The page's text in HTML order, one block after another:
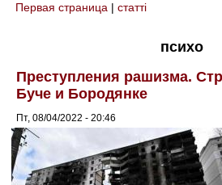
You are here
Первая страница |статті
психо
Преступления рашизма.
Буче и Бородянке
Пт, 08/04/2022 - 20:46